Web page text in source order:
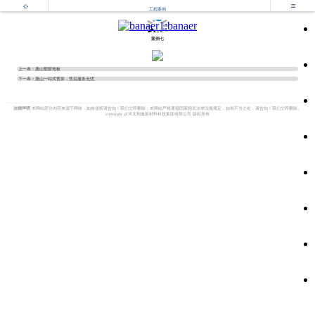

工程案例

案例七
上一条： 唐山塑胶地板
下一条： 唐山一站式售前，售后服务无忧
法律声明 本网站部分内容来源于网络，如有侵权请告知！我们立即删除；本网站严格遵循国家相关法律法规规定，如有不当之处，请告知！我们立即删除。
copyright @河北翔逸新材料科技集团有限公司 版权所有